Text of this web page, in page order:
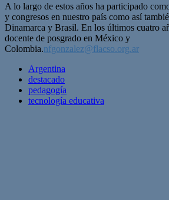
A lo largo de estos años ha participado
y congresos en nuestro país como así
Dinamarca y Brasil. En los últimos cuatro
docente de posgrado en México y
Colombia.nfgonzalez@flacso.org.ar
Argentina
destacado
pedagogía
tecnología educativa